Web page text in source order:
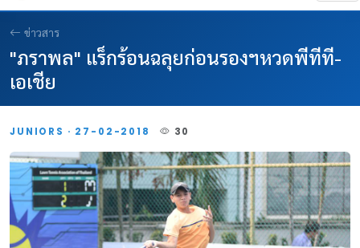
ข่าวสาร
"ภราพล" แร็กร้อนฉลุยก่อนรองฯหวดพีทีที-
เอเชีย
JUNIORS · 27-02-2018 30